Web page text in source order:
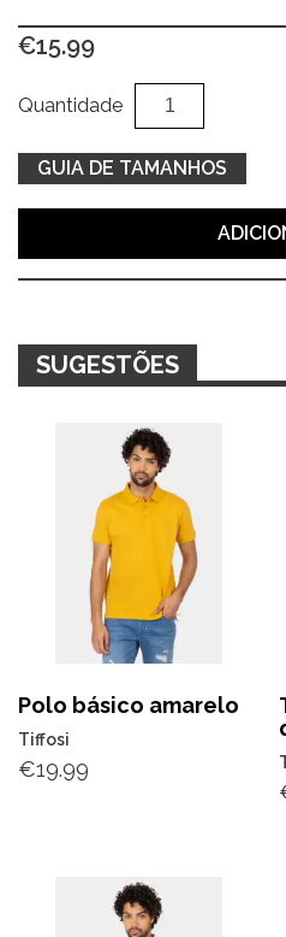
€15.99
Quantidade
Quantidade
de
Polo
coral
GUIA DE TAMANHOS
SUGESTÕES
Polo básico amarelo
Tiffosi
€19.99